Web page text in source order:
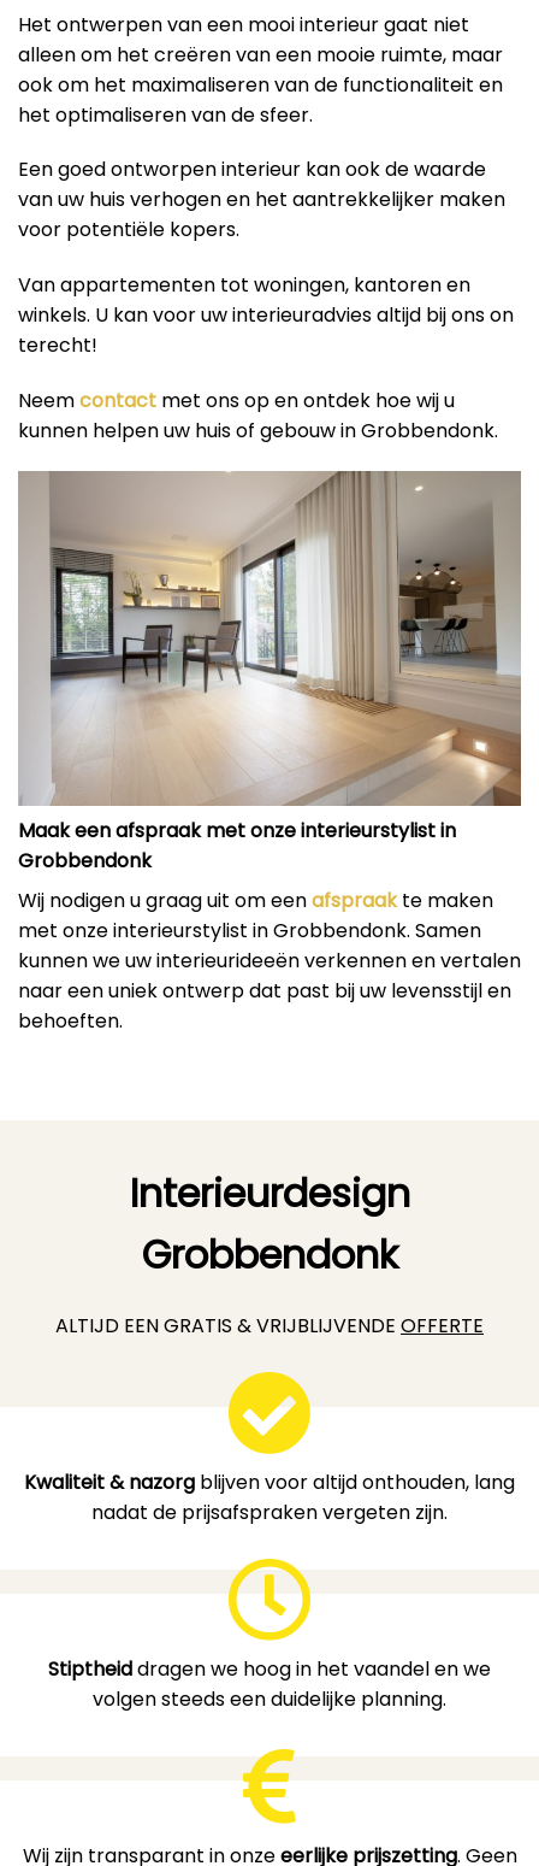
Het ontwerpen van een mooi interieur gaat niet
alleen om het creëren van een mooie ruimte, maar
ook om het maximaliseren van de functionaliteit en
het optimaliseren van de sfeer.
Een goed ontworpen interieur kan ook de waarde
van uw huis verhogen en het aantrekkelijker maken
voor potentiële kopers.
Van appartementen tot woningen, kantoren en
winkels. U kan voor uw interieuradvies altijd bij ons on
terecht!
Neemcontact met ons op en ontdek hoe wij u
kunnen helpen uw huis of gebouw in Grobbendonk.
Maak een afspraak met onze interieurstylist in
Grobbendonk
Wij nodigen u graag uit om eenafspraakte maken
met onze interieurstylist in Grobbendonk. Samen
kunnen we uw interieurideeën verkennen en vertalen
naar een uniek ontwerp dat past bij uw levensstijl en
behoeften.
Interieurdesign
Grobbendonk
ALTIJD EEN GRATIS & VRIJBLIJVENDE OFFERTE
Kwaliteit & nazorg blijven voor altijd onthouden, lang
nadat de prijsafspraken vergeten zijn.
Stiptheiddragen we hoog in het vaandel en we
volgen steeds een duidelijke planning.
Wij zijn transparant in onzeeerlijke prijszetting. Geen